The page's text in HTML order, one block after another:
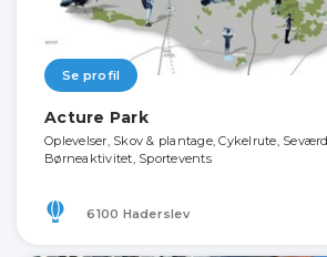
Se profil
Acture Park
Oplevelser, Skov & plantage, Cykelrute,
Børneaktivitet, Sportevents
6100 Haderslev